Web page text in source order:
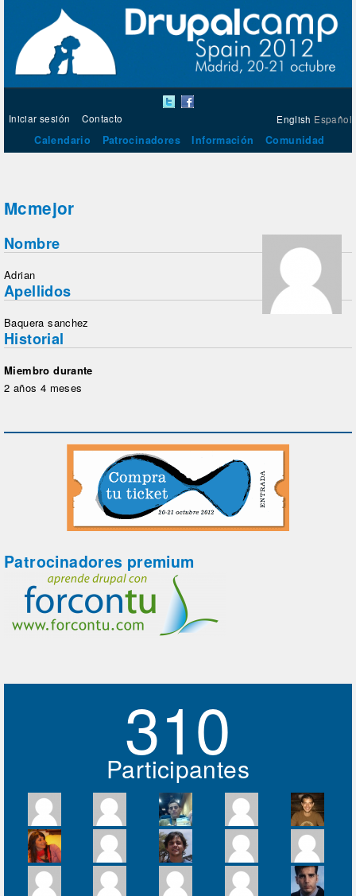
English Español
Iniciar sesión Contacto
Calendario Patrocinadores Información Comunidad
Mcmejor
Nombre
Adrian
Apellidos
Baquera sanchez
Historial
Miembro durante
2 años 4 meses
Patrocinadores premium
310
Participantes